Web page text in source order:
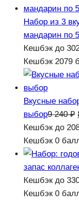
Набор из 3
мандарин по
Кешбэкдо
Кешбэк2079
Вкусные
выбор9 240₽
Кешбэкдо
Кешбэк0
запас
Кешбэкдо
Кешбэк0